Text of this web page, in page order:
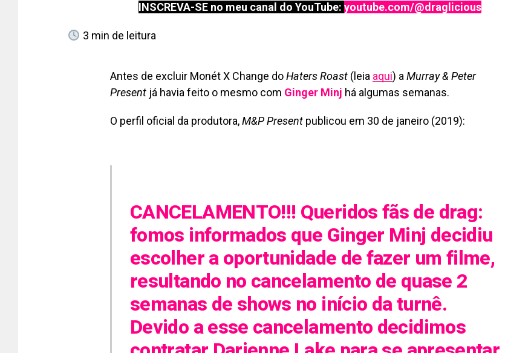
INSCREVA-SE no meu canal do YouTube: youtube.com/@draglicious
3 min de leitura
Antes de excluir Monét X Change doHaters Roast (leia aqui) a Murray & Peter
Present já havia feito o mesmo com Ginger Minj há algumas semanas.
O perfil oficial da produtora,M&P Present publicou em 30 de janeiro (2019):
CANCELAMENTO!!! Queridos fãs de drag:
fomos informados que Ginger Minj decidiu
escolher a oportunidade de fazer um filme,
resultando no cancelamento de quase 2
semanas de shows no início da turnê.
Devido a esse cancelamento decidimos